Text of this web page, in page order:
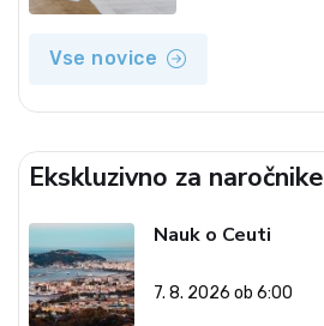
Vse novice
Ekskluzivno za naročnike
Nauk o Ceuti
7. 8. 2026 ob 6:00